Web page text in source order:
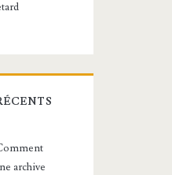
archive